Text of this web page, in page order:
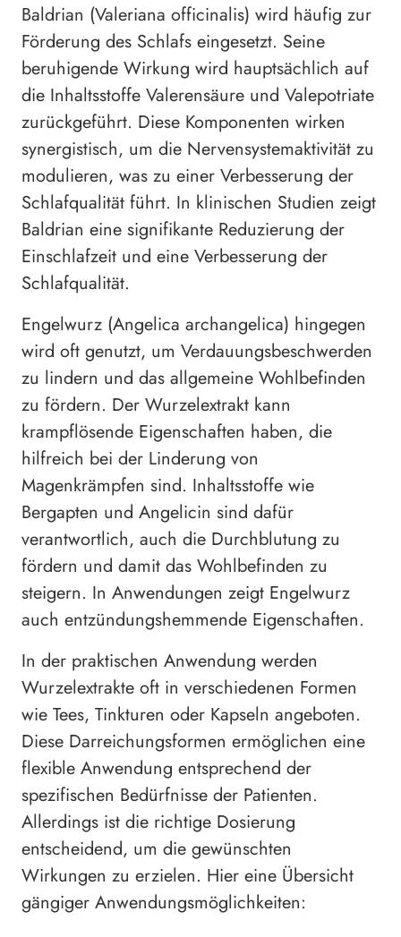
Baldrian (Valeriana officinalis) wird häufig zur
Förderung des Schlafs eingesetzt. Seine
beruhigende Wirkung wird hauptsächlich auf
die Inhaltsstoffe Valerensäure und Valepotriate
zurückgeführt. Diese Komponenten wirken
synergistisch, um die Nervensystemaktivität zu
modulieren, was zu einer Verbesserung der
Schlafqualität führt. In klinischen Studien zeigt
Baldrian eine signifikante Reduzierung der
Einschlafzeit und eine Verbesserung der
Schlafqualität.
Engelwurz (Angelica archangelica) hingegen
wird oft genutzt, um Verdauungsbeschwerden
zu lindern und das allgemeine Wohlbefinden
zu fördern. Der Wurzelextrakt kann
krampflösende Eigenschaften haben, die
hilfreich bei der Linderung von
Magenkrämpfen sind. Inhaltsstoffe wie
Bergapten und Angelicin sind dafür
verantwortlich, auch die Durchblutung zu
fördern und damit das Wohlbefinden zu
steigern. In Anwendungen zeigt Engelwurz
auch entzündungshemmende Eigenschaften.
In der praktischen Anwendung werden
Wurzelextrakte oft in verschiedenen Formen
wie Tees, Tinkturen oder Kapseln angeboten.
Diese Darreichungsformen ermöglichen eine
flexible Anwendung entsprechend der
spezifischen Bedürfnisse der Patienten.
Allerdings ist die richtige Dosierung
entscheidend, um die gewünschten
Wirkungen zu erzielen. Hier eine Übersicht
gängiger Anwendungsmöglichkeiten: